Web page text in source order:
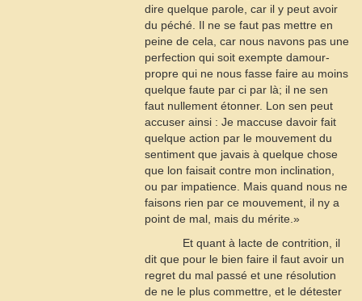
dire quelque parole, car il y peut avoir
du péché. Il ne se faut pas mettre en
peine de cela, car nous navons pas une
perfection qui soit exempte damour-
propre qui ne nous fasse faire au moins
quelque faute par ci par là; il ne sen
faut nullement étonner. Lon sen peut
accuser ainsi : Je maccuse davoir fait
quelque action par le mouvement du
sentiment que javais à quelque chose
que lon faisait contre mon inclination,
ou par impatience. Mais quand nous ne
faisons rien par ce mouvement, il ny a
point de mal, mais du mérite.»
Et quant à lacte de contrition, il
dit que pour le bien faire il faut avoir un
regret du mal passé et une résolution
de ne le plus commettre, et le détester